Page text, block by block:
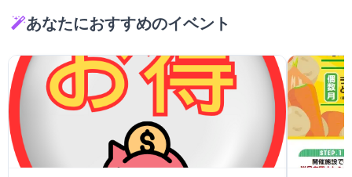
あなたにおすすめのイベント